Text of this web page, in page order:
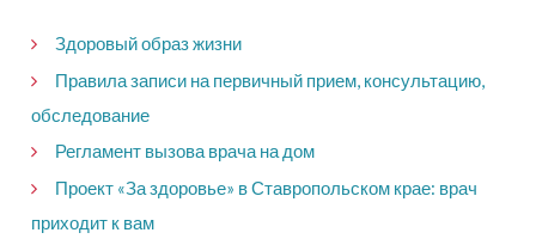
Здоровый образ жизни
Правила записи на первичный прием, консультацию,
обследование
Регламент вызова врача на дом
Проект «За здоровье» в Ставропольском крае: врач
приходит к вам